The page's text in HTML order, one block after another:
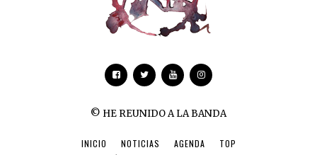
© HE REUNIDO A LA BANDA
INICIO NOTICIAS AGENDA
TOP